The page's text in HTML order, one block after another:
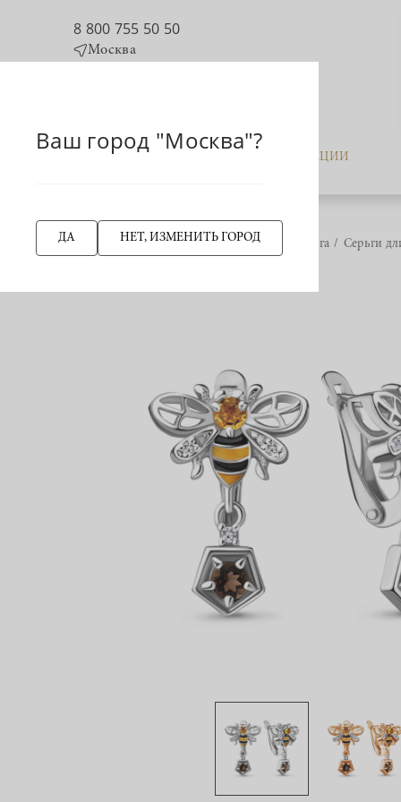
8 800 755 50 50
Москва
КАТАЛОГ АКЦИИ
НАЗАД Главная страница Серьга Серьги
Ваш город "Москва"?
ДА НЕТ, ИЗМЕНИТЬ ГОРОД